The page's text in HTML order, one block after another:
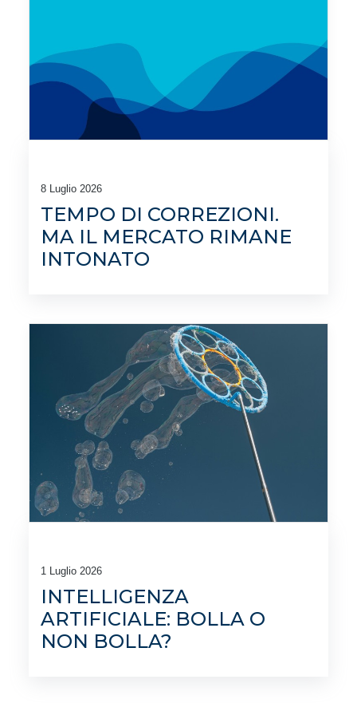
8 Luglio 2026
TEMPO DI CORREZIONI.
MA IL MERCATO RIMANE
INTONATO
1 Luglio 2026
INTELLIGENZA
ARTIFICIALE: BOLLA O
NON BOLLA?